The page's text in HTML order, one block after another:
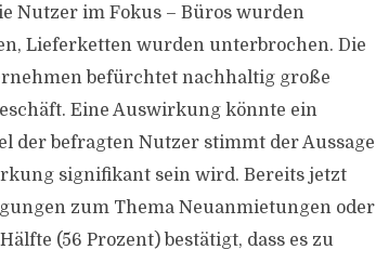
Nutzer im Fokus – Büros wurden
Lieferketten wurden unterbrochen. Die
befürchtet nachhaltig große
Eine Auswirkung könnte ein
der befragten Nutzer stimmt der Aussage
signifikant sein wird. Bereits jetzt
zum Thema Neuanmietungen oder
(56 Prozent) bestätigt, dass es zu